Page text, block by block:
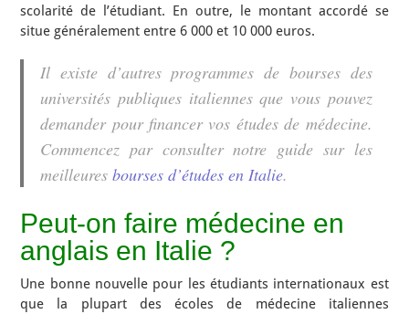
scolarité de l’étudiant. En outre, le montant accordé se
situe généralement entre 6 000 et 10 000 euros.
Il existe d’autres programmes de bourses des
universités publiques italiennes que vous pouvez
demander pour financer vos études de médecine.
Commencez par consulter notre guide sur les
meilleuresbourses d’études en Italie.
Peut-on faire médecine en
anglais en Italie ?
Une bonne nouvelle pour les étudiants internationaux est
que la plupart des écoles de médecine italiennes